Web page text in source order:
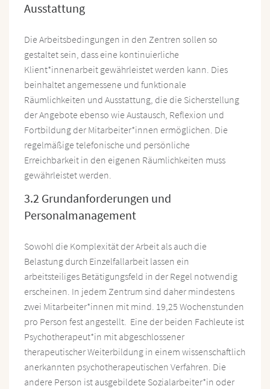
Ausstattung
Die Arbeitsbedingungen in den Zentren sollen so
gestaltet sein, dass eine kontinuierliche
Klient*innenarbeit gewährleistet werden kann. Dies
beinhaltet angemessene und funktionale
Räumlichkeiten und Ausstattung, die die Sicherstellung
der Angebote ebenso wie Austausch, Reflexion und
Fortbildung der Mitarbeiter*innen ermöglichen. Die
regelmäßige telefonische und persönliche
Erreichbarkeit in den eigenen Räumlichkeiten muss
gewährleistet werden.
3.2 Grundanforderungen und
Personalmanagement
Sowohl die Komplexität der Arbeit als auch die
Belastung durch Einzelfallarbeit lassen ein
arbeitsteiliges Betätigungsfeld in der Regel notwendig
erscheinen. In jedem Zentrum sind daher mindestens
zwei Mitarbeiter*innen mit mind. 19,25 Wochenstunden
pro Person fest angestellt. Eine der beiden Fachleute ist
Psychotherapeut*in mit abgeschlossener
therapeutischer Weiterbildung in einem wissenschaftlich
anerkannten psychotherapeutischen Verfahren. Die
andere Person ist ausgebildete Sozialarbeiter*in oder